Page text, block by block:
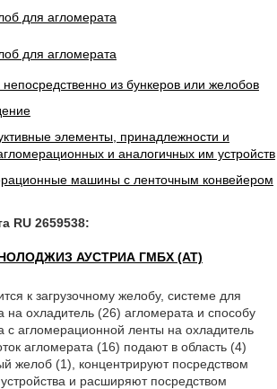
непосредственно из бункеров или желобов
элементы, принадлежности и
и аналогичных им устройств
машины с ленточным конвейером
RU 2659538:
АУСТРИА ГМБХ (AT)
к загрузочному желобу, системе для
на охладитель (26) агломерата и способу
с агломерационной ленты на охладитель
агломерата (16) подают в область (4)
желоб (1), концентрируют посредством
и расширяют посредством